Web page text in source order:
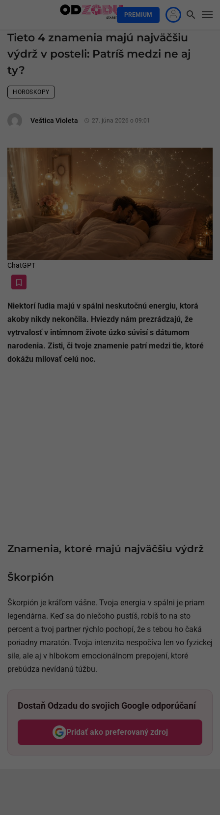
PREMIUM
Tieto 4 znamenia majú najväčšiu
výdrž v posteli: Patríš medzi ne aj
ty?
HOROSKOPY
Veštica Violeta 27. júna 2026 o 09:01
ChatGPT
Niektorí ľudia majú v spálni neskutočnú energiu, ktorá
akoby nikdy nekončila. Hviezdy nám prezrádzajú, že
vytrvalosť v intímnom živote úzko súvisí s dátumom
narodenia. Zisti, či tvoje znamenie patrí medzi tie, ktoré
dokážu milovať celú noc.
Znamenia, ktoré majú najväčšiu výdrž
Škorpión
Škorpión je kráľom vášne. Tvoja energia v spálni je priam
legendárna. Keď sa do niečoho pustíš, robíš to na sto
percent a tvoj partner rýchlo pochopí, že s tebou ho čaká
poriadny maratón. Tvoja intenzita nespočíva len vo fyzickej
sile, ale aj v hlbokom emocionálnom prepojení, ktoré
prebúdza nevídanú túžbu.
Dostaň Odzadu do svojich Google odporúčaní
Pridať ako preferovaný zdroj
Odzadu, odkaz sa otvorí v